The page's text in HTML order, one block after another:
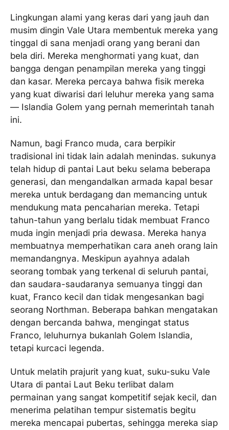
Lingkungan alami yang keras dari yang jauh dan
musim dingin Vale Utara membentuk mereka yang
tinggal di sana menjadi orang yang berani dan
bela diri. Mereka menghormati yang kuat, dan
bangga dengan penampilan mereka yang tinggi
dan kasar. Mereka percaya bahwa fisik mereka
yang kuat diwarisi dari leluhur mereka yang sama
— Islandia Golem yang pernah memerintah tanah
ini.
Namun, bagi Franco muda, cara berpikir
tradisional ini tidak lain adalah menindas. sukunya
telah hidup di pantai Laut beku selama beberapa
generasi, dan mengandalkan armada kapal besar
mereka untuk berdagang dan memancing untuk
mendukung mata pencaharian mereka. Tetapi
tahun-tahun yang berlalu tidak membuat Franco
muda ingin menjadi pria dewasa. Mereka hanya
membuatnya memperhatikan cara aneh orang lain
memandangnya. Meskipun ayahnya adalah
seorang tombak yang terkenal di seluruh pantai,
dan saudara-saudaranya semuanya tinggi dan
kuat, Franco kecil dan tidak mengesankan bagi
seorang Northman. Beberapa bahkan mengatakan
dengan bercanda bahwa, mengingat status
Franco, leluhurnya bukanlah Golem Islandia,
tetapi kurcaci legenda.
Untuk melatih prajurit yang kuat, suku-suku Vale
Utara di pantai Laut Beku terlibat dalam
permainan yang sangat kompetitif sejak kecil, dan
menerima pelatihan tempur sistematis begitu
mereka mencapai pubertas, sehingga mereka siap